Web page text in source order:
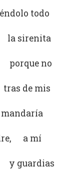
todo
la sirenita
porque no
de mis
a mí
y guardias